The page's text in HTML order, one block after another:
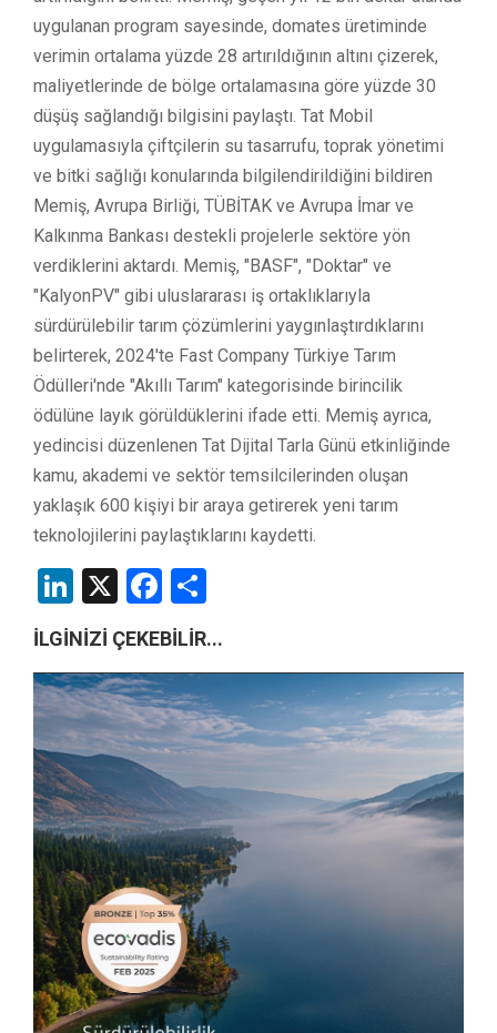
uygulanan program sayesinde, domates üretiminde
verimin ortalama yüzde 28 artırıldığının altını çizerek,
maliyetlerinde de bölge ortalamasına göre yüzde 30
düşüş sağlandığı bilgisini paylaştı. Tat Mobil
uygulamasıyla çiftçilerin su tasarrufu, toprak yönetimi
ve bitki sağlığı konularında bilgilendirildiğini bildiren
Memiş, Avrupa Birliği, TÜBİTAK ve Avrupa İmar ve
Kalkınma Bankası destekli projelerle sektöre yön
verdiklerini aktardı. Memiş, "BASF", "Doktar" ve
"KalyonPV" gibi uluslararası iş ortaklıklarıyla
sürdürülebilir tarım çözümlerini yaygınlaştırdıklarını
belirterek, 2024'te Fast Company Türkiye Tarım
Ödülleri'nde "Akıllı Tarım" kategorisinde birincilik
ödülüne layık görüldüklerini ifade etti. Memiş ayrıca,
yedincisi düzenlenen Tat Dijital Tarla Günü etkinliğinde
kamu, akademi ve sektör temsilcilerinden oluşan
yaklaşık 600 kişiyi bir araya getirerek yeni tarım
teknolojilerini paylaştıklarını kaydetti.
LinkedIn
X Facebook
İLGİNİZİ ÇEKEBİLİR...